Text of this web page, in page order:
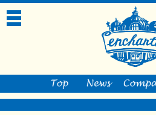
toggle